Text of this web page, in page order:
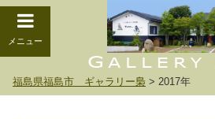
メニュー
福島県福島市 ギャラリー梟 > 2017年